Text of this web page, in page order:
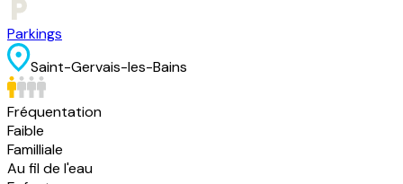
Parkings
Saint-Gervais-les-Bains
Fréquentation
Faible
Familliale
Au fil de l'eau